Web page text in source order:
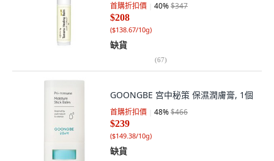
首購折扣價 40%$347
$208
($138.67/10g)
缺貨
(67)
GOONGBE 宫中秘策 保濕潤膚膏, 1個
首購折扣價 48%$466
$239
($149.38/10g)
缺貨